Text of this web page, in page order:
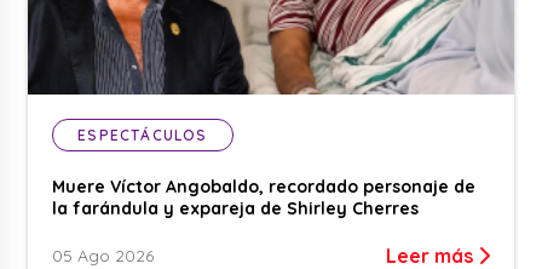
ESPECTÁCULOS
Muere Víctor Angobaldo, recordado personaje de
la farándula y expareja de Shirley Cherres
05 Ago 2026 Leer más